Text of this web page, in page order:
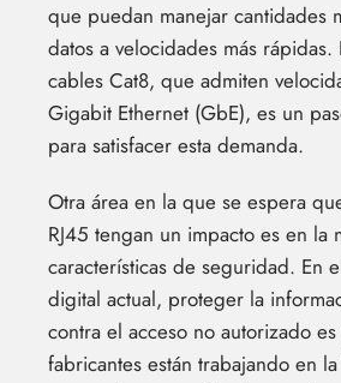
que puedan manejar cantidades
datos a velocidades más
cables Cat8, que admiten
Gigabit Ethernet (GbE), es un
para satisfacer esta demanda.
Otra área en la que se espera
RJ45 tengan un impacto es en la
características de seguridad. En
digital actual, proteger la
contra el acceso no autorizado
fabricantes están trabajando en